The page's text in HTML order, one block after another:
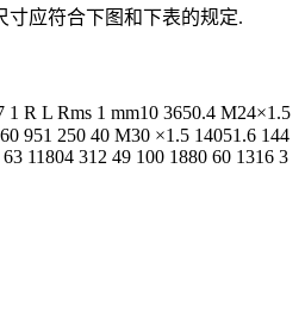
寸应符合下图和下表的规定.
R L Rms 1 mm10 3650.4 M24×1.5
951 250 40 M30 ×1.5 14051.6 144
11804 312 49 100 1880 60 1316 3